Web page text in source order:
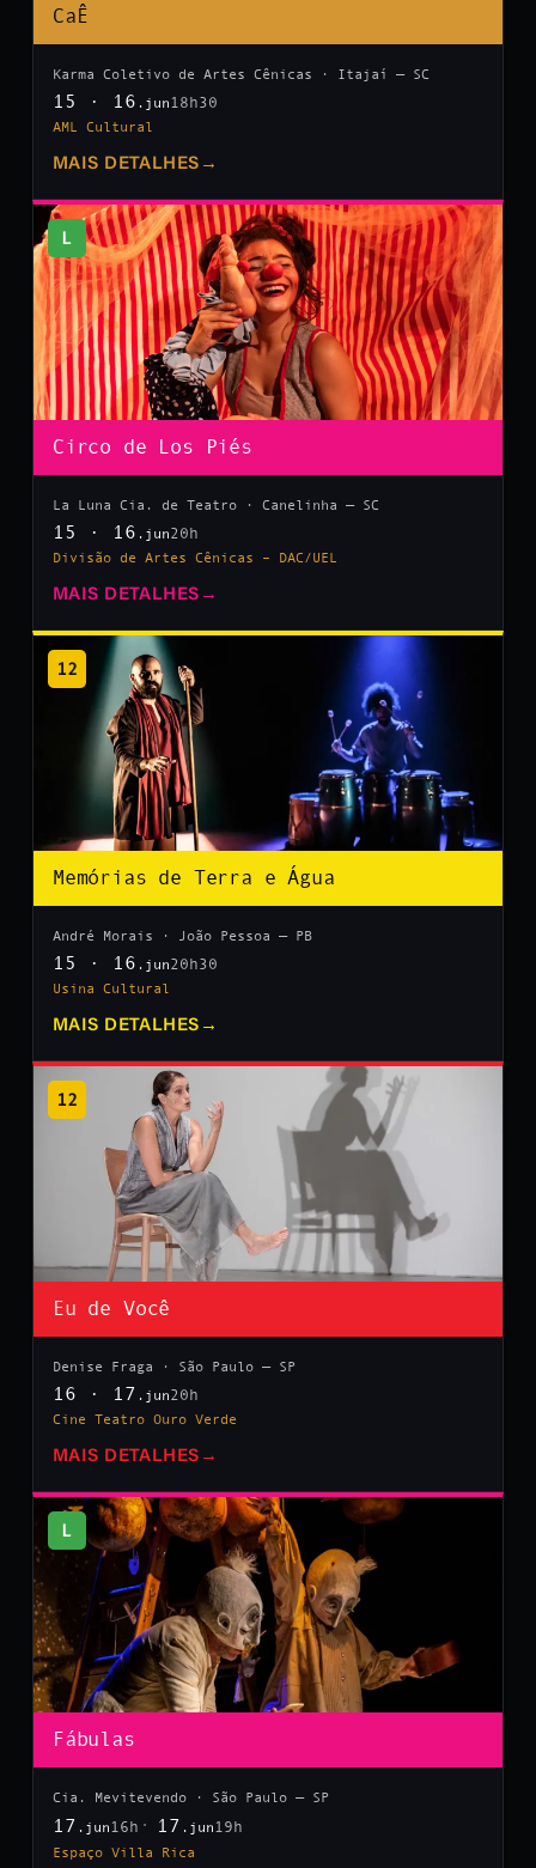
CaÊ
Karma Coletivo de Artes Cênicas · Itajaí — SC
15 · 16 .jun 18h30
AML Cultural
MAIS DETALHES →
L
Circo de Los Piés
La Luna Cia. de Teatro · Canelinha — SC
15 · 16 .jun20h
Divisão de Artes Cênicas – DAC/UEL
MAIS DETALHES →
12
Memórias de Terra e Água
André Morais · João Pessoa — PB
15 · 16 .jun20h30
Usina Cultural
MAIS DETALHES →
12
Eu de Você
Denise Fraga · São Paulo — SP
16 · 17 .jun20h
Cine Teatro Ouro Verde
MAIS DETALHES →
L
Fábulas
Cia. Mevitevendo · São Paulo — SP
17 .jun 16h 17 .jun 19h
Espaço Villa Rica